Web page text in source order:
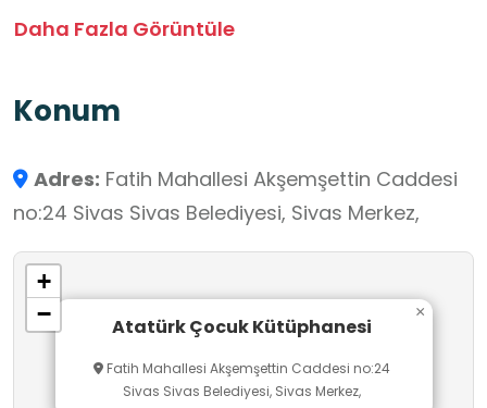
drama, sunumlar ve yaratıcı etkinliklerle
kullanılabilecek değerli bir mekândır. Öğrenciler
hem de sosyal ve kültürel gelişimlerini
destekleyen etkinliklere katılırlar.
Daha Fazla Görüntüle
Konum
Adres: Fatih Mahallesi Akşemşettin Caddesi
no:24 Sivas Sivas Belediyesi, Sivas Merkez,
Atatürk Çocuk Kütüphanesi
Fatih Mahallesi Akşemşettin Caddesi no:24
Sivas Sivas Belediyesi, Sivas Merkez,
×
+
−